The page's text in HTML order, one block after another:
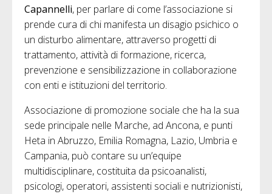
Capannelli, per parlare di come l’associazione si
prende cura di chi manifesta un disagio psichico o
un disturbo alimentare, attraverso progetti di
trattamento, attività di formazione, ricerca,
prevenzione e sensibilizzazione in collaborazione
con enti e istituzioni del territorio.
Associazione di promozione sociale che ha la sua
sede principale nelle Marche, ad Ancona, e punti
Heta in Abruzzo, Emilia Romagna, Lazio, Umbria e
Campania, può contare su un’equipe
multidisciplinare, costituita da psicoanalisti,
psicologi, operatori, assistenti sociali e nutrizionisti,